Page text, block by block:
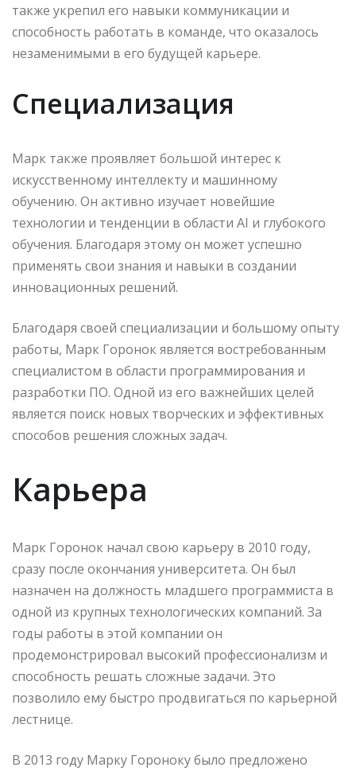
также укрепил его навыки коммуникации и
способность работать в команде, что оказалось
незаменимыми в его будущей карьере.
Специализация
Марк также проявляет большой интерес к
искусственному интеллекту и машинному
обучению. Он активно изучает новейшие
технологии и тенденции в области AI и глубокого
обучения. Благодаря этому он может успешно
применять свои знания и навыки в создании
инновационных решений.
Благодаря своей специализации и большому опыту
работы, Марк Горонок является востребованным
специалистом в области программирования и
разработки ПО. Одной из его важнейших целей
является поиск новых творческих и эффективных
способов решения сложных задач.
Карьера
Марк Горонок начал свою карьеру в 2010 году,
сразу после окончания университета. Он был
назначен на должность младшего программиста в
одной из крупных технологических компаний. За
годы работы в этой компании он
продемонстрировал высокий профессионализм и
способность решать сложные задачи. Это
позволило ему быстро продвигаться по карьерной
лестнице.
В 2013 году Марку Гороноку было предложено